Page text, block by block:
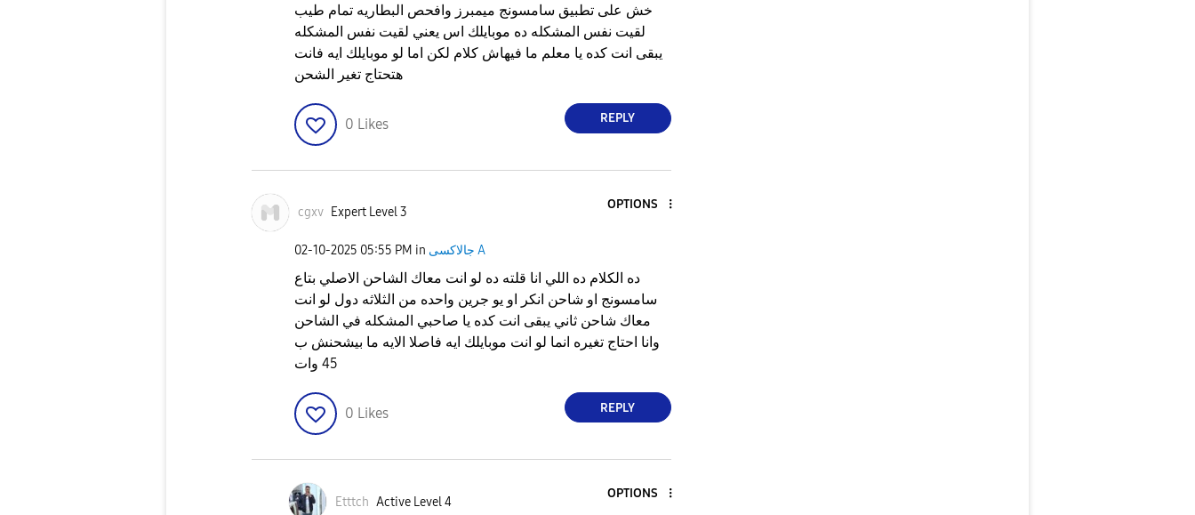
خش على تطبيق سامسونج ميمبرز وافحص البطاريه تمام طيب
لقيت نفس المشكله ده موبايلك اس يعني لقيت نفس المشكله
يبقى انت كده يا معلم ما فيهاش كلام لكن اما لو موبايلك ايه فانت
هتحتاج تغير الشحن
0 Likes REPLY
cgxv Expert Level 3
OPTIONS
‎02-10-2025 05:55 PM in جالاكسى A
ده الكلام ده اللي انا قلته ده لو انت معاك الشاحن الاصلي بتاع
سامسونج او شاحن انكر او يو جرين واحده من الثلاثه دول لو انت
معاك شاحن ثاني يبقى انت كده يا صاحبي المشكله في الشاحن
وانا احتاج تغيره انما لو انت موبايلك ايه فاصلا الايه ما بيشحنش ب
45 وات
0 Likes REPLY
Etttch Active Level 4
OPTIONS